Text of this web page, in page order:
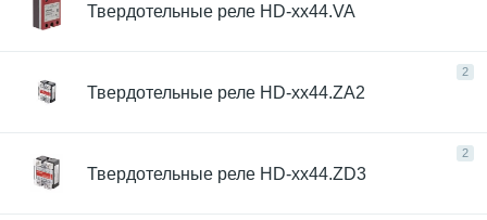
Твердотельные реле HD-xx44.VA
2
Твердотельные реле HD-xx44.ZA2
2
Твердотельные реле HD-xx44.ZD3